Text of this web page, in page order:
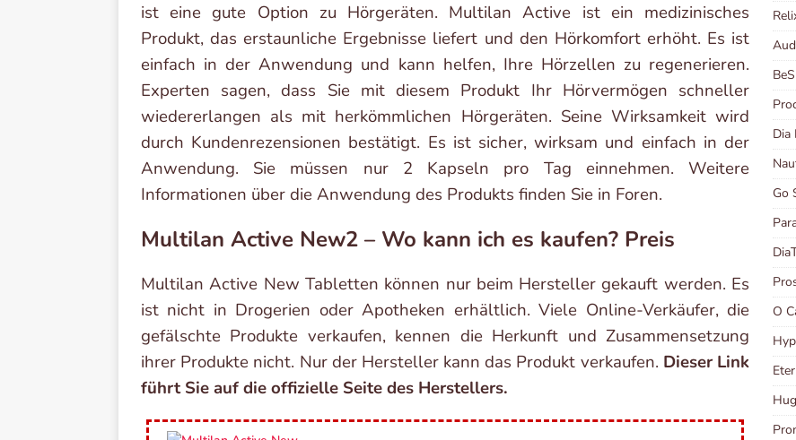
ist eine gute Option zu Hörgeräten. Multilan Active ist ein medizinisches
Produkt, das erstaunliche Ergebnisse liefert und den Hörkomfort erhöht. Es ist
einfach in der Anwendung und kann helfen, Ihre Hörzellen zu regenerieren.
Experten sagen, dass Sie mit diesem Produkt Ihr Hörvermögen schneller
wiedererlangen als mit herkömmlichen Hörgeräten. Seine Wirksamkeit wird
durch Kundenrezensionen bestätigt. Es ist sicher, wirksam und einfach in der
Anwendung. Sie müssen nur 2 Kapseln pro Tag einnehmen. Weitere
Informationen über die Anwendung des Produkts finden Sie in Foren.
Multilan Active New2 – Wo kann ich es kaufen? Preis
Multilan Active New Tabletten können nur beim Hersteller gekauft werden. Es
ist nicht in Drogerien oder Apotheken erhältlich. Viele Online-Verkäufer, die
gefälschte Produkte verkaufen, kennen die Herkunft und Zusammensetzung
ihrer Produkte nicht. Nur der Hersteller kann das Produkt verkaufen. Dieser Link
führt Sie auf die offizielle Seite des Herstellers.
Dia
Go
O